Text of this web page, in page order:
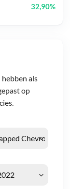
hebben als
op
32,90%